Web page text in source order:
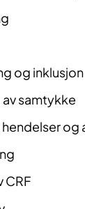
og inklusjon
samtykke
og
CRF